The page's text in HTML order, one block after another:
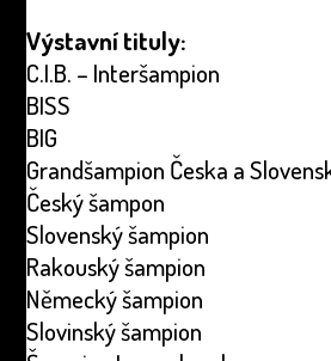
Výstavní tituly:
C.I.B. – Interšampion
BISS
BIG
Grandšampion Česka a
Český šampon
Slovenský šampion
Rakouský šampion
Německý šampion
Slovinský šampion